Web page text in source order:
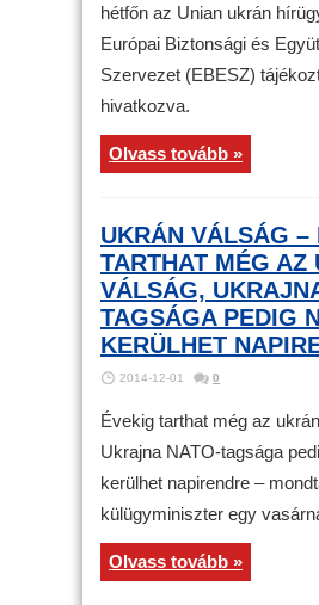
hétfőn az Unian ukrán
Európai Biztonsági és
Szervezet (EBESZ)
hivatkozva.
Olvass tovább »
UKRÁN VÁLSÁG –
TARTHAT MÉG AZ
VÁLSÁG,
TAGSÁGA PEDIG
KERÜLHET
2014-12-01 0
Évekig tarthat még az
Ukrajna NATO-tagsága
kerülhet napirendre –
külügyminiszter egy
Olvass tovább »